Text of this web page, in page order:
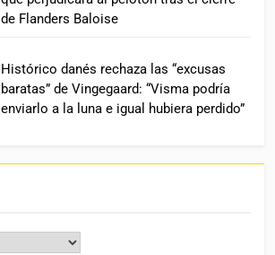
de Flanders Baloise
Histórico danés rechaza las “excusas
baratas” de Vingegaard: “Visma podría
enviarlo a la luna e igual hubiera perdido”